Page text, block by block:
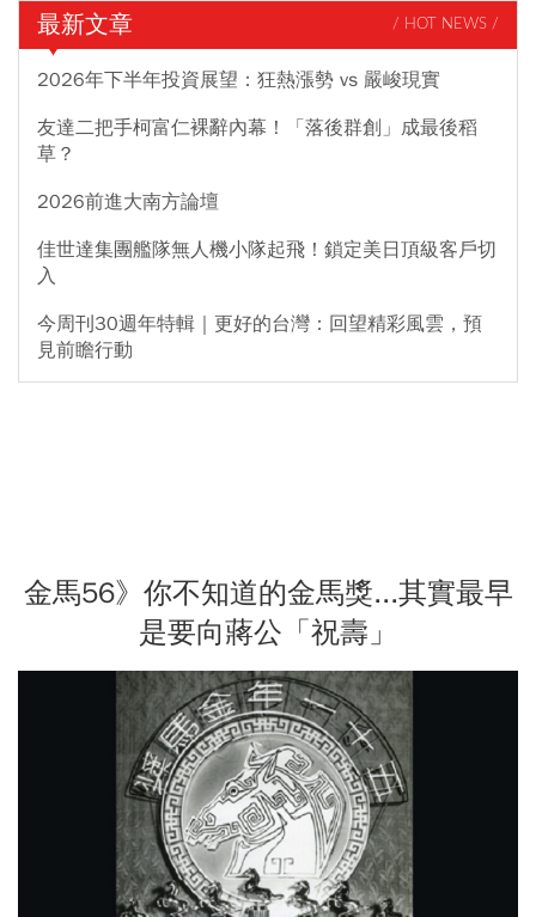
最新文章 / HOT NEWS /
2026年下半年投資展望：狂熱漲勢 vs 嚴峻現實
友達二把手柯富仁裸辭內幕！「落後群創」成最後稻
草？
2026前進大南方論壇
佳世達集團艦隊無人機小隊起飛！鎖定美日頂級客戶切
入
今周刊30週年特輯｜更好的台灣：回望精彩風雲，預
見前瞻行動
金馬56》你不知道的金馬獎...其實最早
是要向蔣公「祝壽」